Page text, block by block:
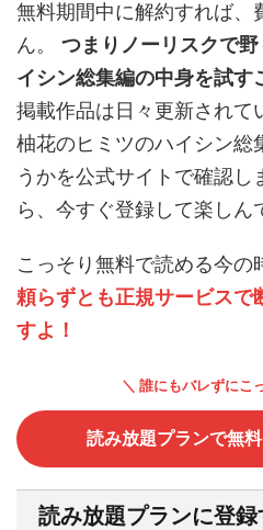
無料期間中に解約すれば、
ん。 つまりノーリスクで
イシン総集編の中身を試す
掲載作品は日々更新されて
柚花のヒミツのハイシン総
うかを公式サイトで確認し
ら、今すぐ登録して楽しん
こっそり無料で読める今の
頼らずとも正規サービスで
すよ！
＼ 誰にもバレずにこ
読み放題プランで無
読み放題プランに登録